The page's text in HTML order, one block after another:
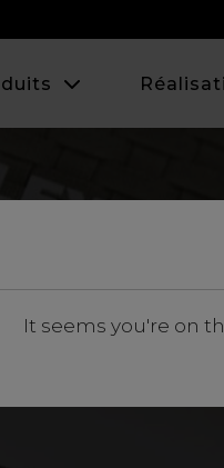
It seems you're on